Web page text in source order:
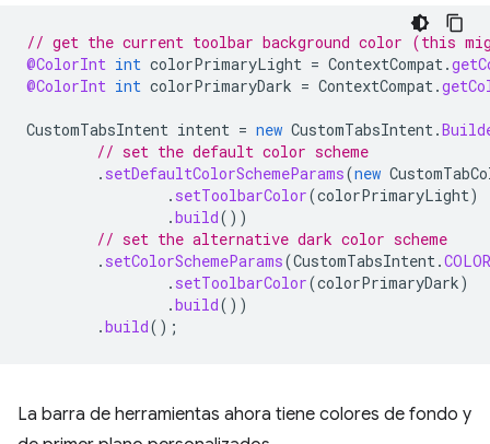
// get the current toolbar background color (this
@ColorInt int colorPrimaryLight = ContextCompat.
@ColorInt int colorPrimaryDark = ContextCompat.
CustomTabsIntent intent = new CustomTabsIntent.
// set the default color scheme
. setDefaultColorSchemeParams(new
. setToolbarColor(colorPrimaryLight)
.build())
// set the alternative dark color scheme
. setColorSchemeParams(CustomTabsIntent.
. setToolbarColor(colorPrimaryDark)
.build())
.build();
La barra de herramientas ahora tiene colores de fondo y